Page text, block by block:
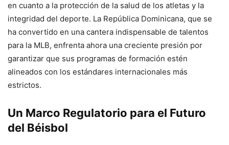
en cuanto a la protección de la salud de los atletas y la
integridad del deporte. La República Dominicana, que se
ha convertido en una cantera indispensable de talentos
para la MLB, enfrenta ahora una creciente presión por
garantizar que sus programas de formación estén
alineados con los estándares internacionales más
estrictos.
Un Marco Regulatorio para el Futuro
del Béisbol